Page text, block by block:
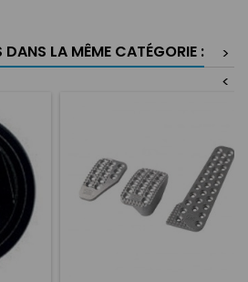
DANS LA MÊME CATÉGORIE :
>
<